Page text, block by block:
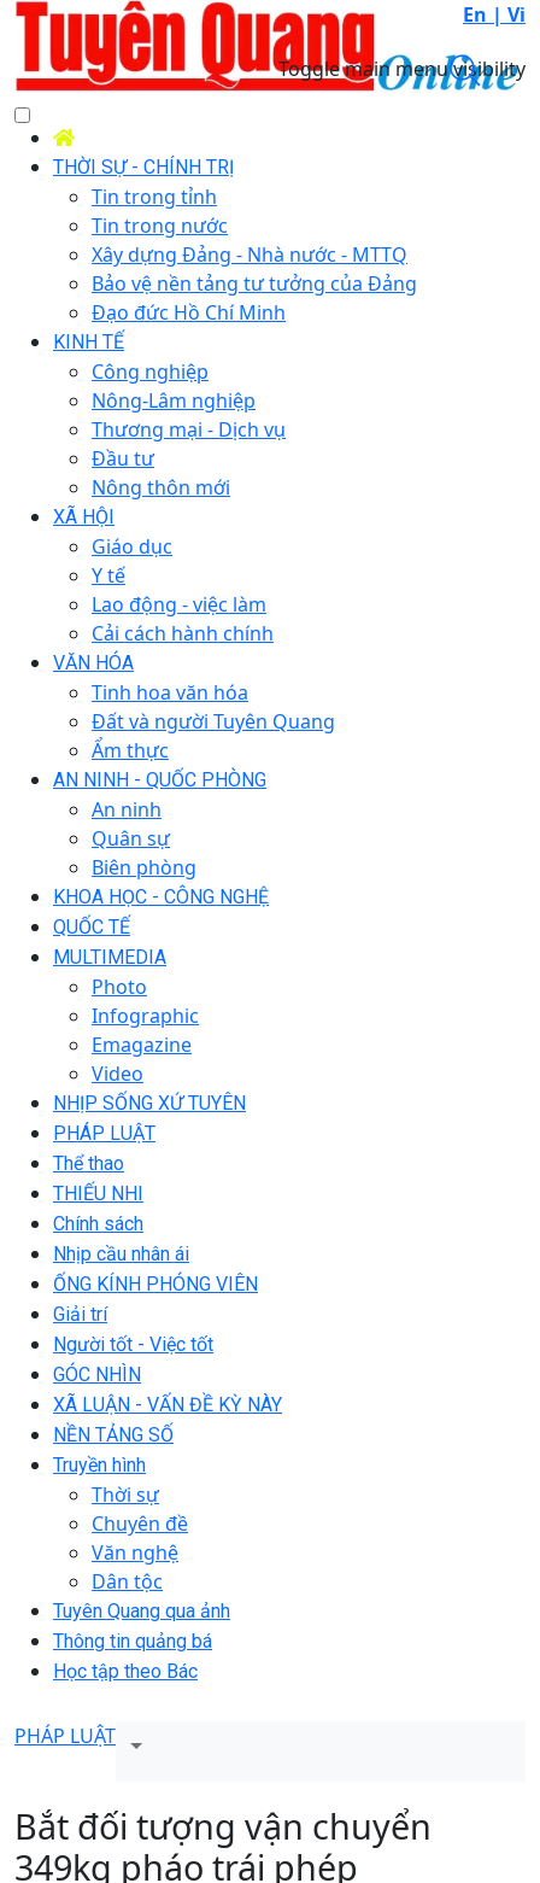
En | Vi
Toggle main menu visibility
THỜI SỰ - CHÍNH TRỊ
Tin trong tỉnh
Tin trong nước
Xây dựng Đảng - Nhà nước - MTTQ
Bảo vệ nền tảng tư tưởng của Đảng
Đạo đức Hồ Chí Minh
KINH TẾ
Công nghiệp
Nông-Lâm nghiệp
Thương mại - Dịch vụ
Đầu tư
Nông thôn mới
XÃ HỘI
Giáo dục
Y tế
Lao động - việc làm
Cải cách hành chính
VĂN HÓA
Tinh hoa văn hóa
Đất và người Tuyên Quang
Ẩm thực
AN NINH - QUỐC PHÒNG
An ninh
Quân sự
Biên phòng
KHOA HỌC - CÔNG NGHỆ
QUỐC TẾ
MULTIMEDIA
Photo
Infographic
Emagazine
Video
NHỊP SỐNG XỨ TUYÊN
PHÁP LUẬT
Thể thao
THIẾU NHI
Chính sách
Nhịp cầu nhân ái
ỐNG KÍNH PHÓNG VIÊN
Giải trí
Người tốt - Việc tốt
GÓC NHÌN
XÃ LUẬN - VẤN ĐỀ KỲ NÀY
NỀN TẢNG SỐ
Truyền hình
Thời sự
Chuyên đề
Văn nghệ
Dân tộc
Tuyên Quang qua ảnh
Thông tin quảng bá
Học tập theo Bác
PHÁP LUẬT
Bắt đối tượng vận chuyển
349kg pháo trái phép